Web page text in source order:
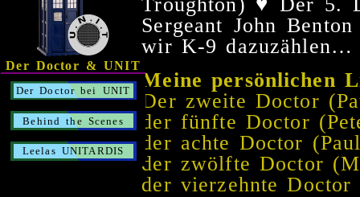
Der Doctor & UNIT
Der Doctor bei UNIT
Behind the Scenes
Leelas UNITARDIS
Sergeant John
wir K-9 dazuzählen…
Meine persönlichen
Der zweite Doctor
der fünfte Doctor
der achte Doctor
der zwölfte Doctor
der vierzehnte